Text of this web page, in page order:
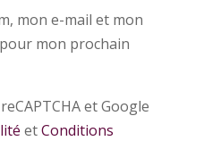
mon e-mail et mon
mon prochain
et Google
etConditions